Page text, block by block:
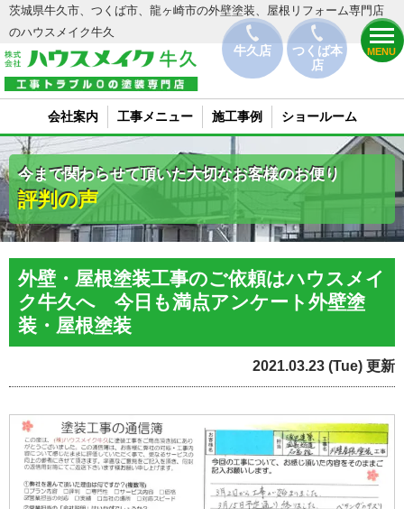
牛久店
つくば本
店
MENU
茨城県牛久市、つくば市、龍ヶ崎市の外壁塗装、屋根リフォーム専門店
のハウスメイク牛久
会社案内 工事メニュー 施工事例 ショールーム
今まで関わらせて頂いた大切なお客様のお便り
評判の声
外壁・屋根塗装工事のご依頼はハウスメイ
ク牛久へ 今日も満点アンケート外壁塗
装・屋根塗装
2021.03.23 (Tue) 更新